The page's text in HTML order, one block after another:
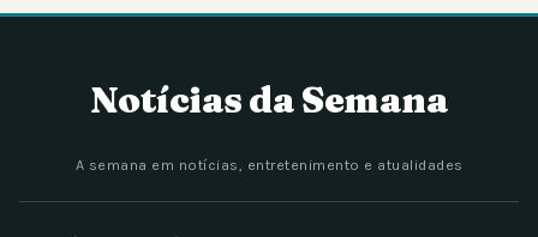
Notícias da Semana
A semana em notícias, entretenimento e atualidades